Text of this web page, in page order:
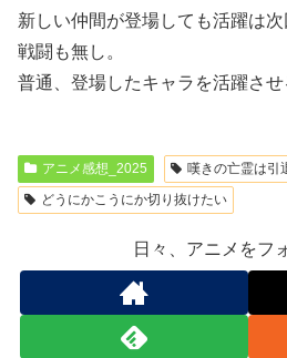
新しい仲間が登場しても活躍は
戦闘も無し。
普通、登場したキャラを活躍させ
アニメ感想_2025
嘆きの亡霊は引
どうにかこうにか切り抜けたい
日々、アニメをフ